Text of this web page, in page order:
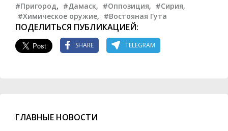
#Пригород, #Дамаск, #Оппозиция, #Сирия,
#Химическое оружие, #Востояная Гута
ПОДЕЛИТЬСЯ ПУБЛИКАЦИЕЙ:
SHARE TELEGRAM
ГЛАВНЫЕ НОВОСТИ